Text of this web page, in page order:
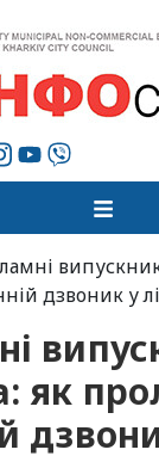
дзвоник у
як